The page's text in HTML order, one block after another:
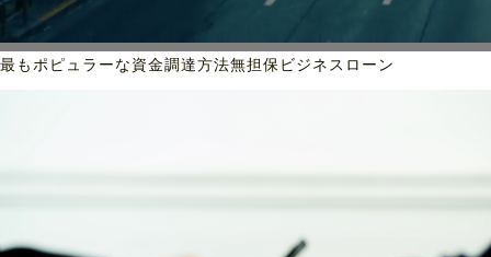
最もポピュラーな資金調達方法無担保ビジネスローン